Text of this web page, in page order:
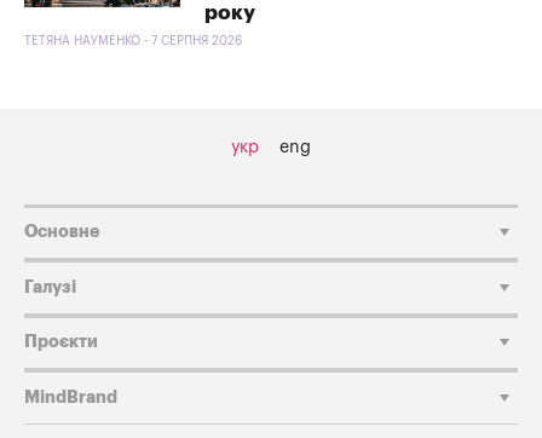
року
ТЕТЯНА НАУМЕНКО - 7 СЕРПНЯ 2026
укр eng
Основне
Галузі
Проєкти
MindBrand